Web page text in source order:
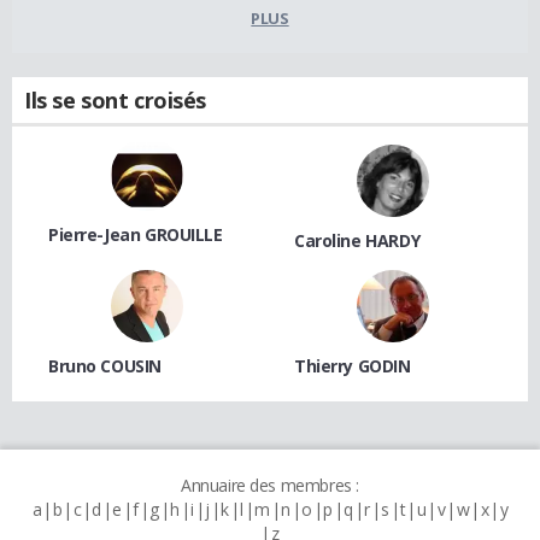
PLUS
Ils se sont croisés
Pierre-Jean GROUILLE Caroline HARDY
Bruno COUSIN Thierry GODIN
Annuaire des membres :
a b c d e f g h i j k l m n o p q r s t u v w x y
z